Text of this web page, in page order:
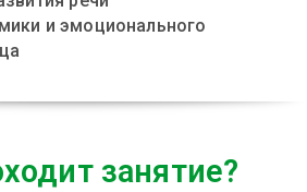
и эмоционального
занятие?